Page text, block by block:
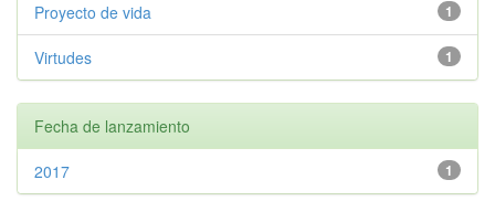
1
Proyecto de vida
1
Virtudes
Fecha de lanzamiento
1
2017